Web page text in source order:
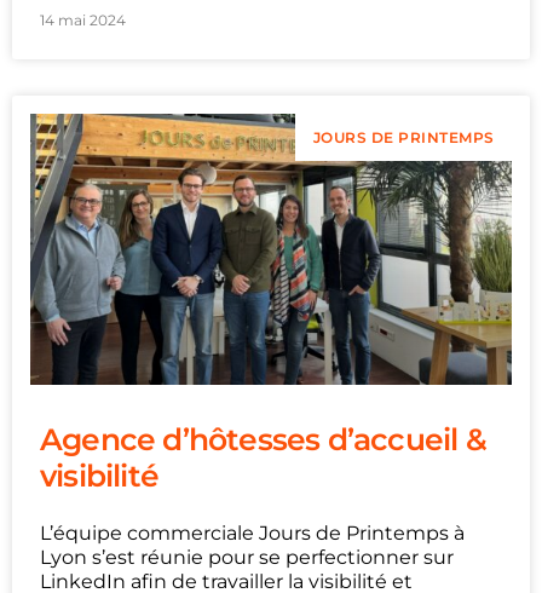
14 mai 2024
JOURS DE PRINTEMPS
Agence d’hôtesses d’accueil &
visibilité
L’équipe commerciale Jours de Printemps à
Lyon s’est réunie pour se perfectionner sur
LinkedIn afin de travailler la visibilité et